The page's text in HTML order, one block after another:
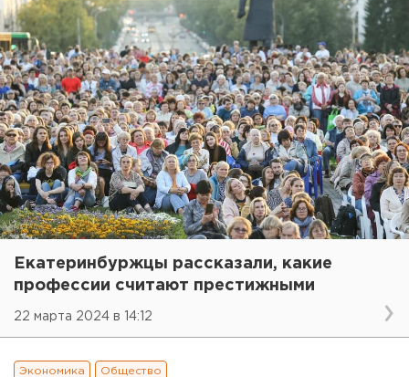
Екатеринбуржцы рассказали, какие
профессии считают престижными
22 марта 2024 в 14:12
Экономика Общество